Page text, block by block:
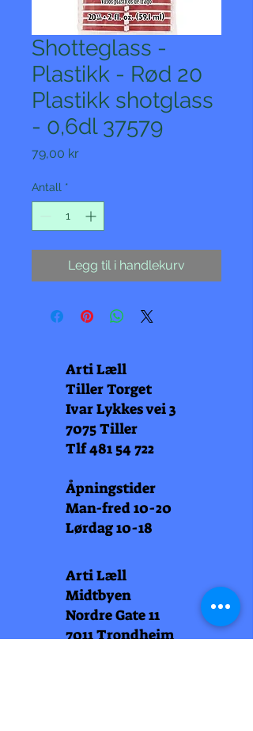
Shotteglass -
Plastikk - Rød 20
Plastikk shotglass
- 0,6dl 37579
79,00 krPris
Antall *
Legg til i handlekurv
Arti Læll
Tiller Torget
Ivar Lykkes vei 3
7075 Tiller
Tlf481 54 722
Åpningstider
Man-fred 10-20
Lørdag 10-18
Arti Læll
Midtbyen
Nordre Gate 11
7011 Trondheim